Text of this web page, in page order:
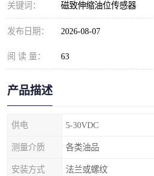
关键词： 磁致伸缩油位传感器
发布日期： 2026-08-07
阅 读 量： 63
产品描述
供电 5-30VDC
测量介质 各类油品
安装方式 法兰或螺纹